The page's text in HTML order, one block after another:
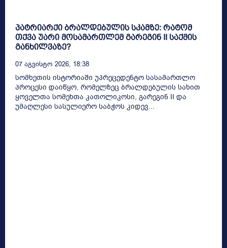
პატრიარქი ბრალდებულის სკამზე: რატომ
თქვა უარი მოსამართლემ გარეგინ II საქმის
განხილვაზე?
07 Აგვისტო 2026, 18:38
სომხეთის ისტორიაში უპრეცედენტო სასამართლო
პროცესი დაიწყო, რომელზეც ბრალდებულის სახით
ყოველთა სომეხთა კათოლიკოსი, გარეგინ II და
უმაღლესი სასულიერო საბჭოს კიდევ...